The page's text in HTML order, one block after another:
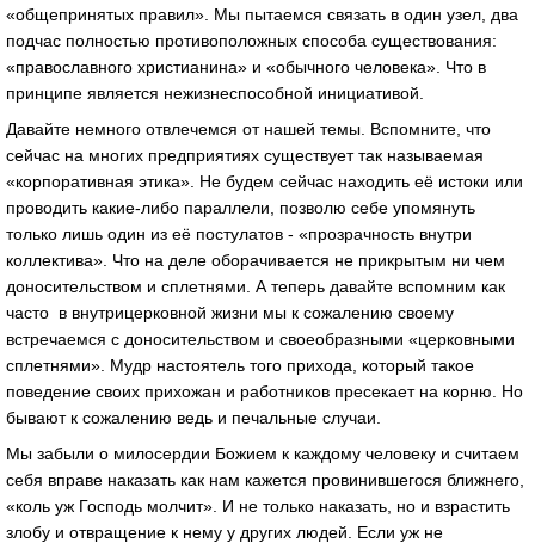
«общепринятых правил». Мы пытаемся связать в один узел, два
подчас полностью противоположных способа существования:
«православного христианина» и «обычного человека». Что в
принципе является нежизнеспособной инициативой.
Давайте немного отвлечемся от нашей темы. Вспомните, что
сейчас на многих предприятиях существует так называемая
«корпоративная этика». Не будем сейчас находить её истоки или
проводить какие-либо параллели, позволю себе упомянуть
только лишь один из её постулатов - «прозрачность внутри
коллектива». Что на деле оборачивается не прикрытым ни чем
доносительством и сплетнями. А теперь давайте вспомним как
часто в внутрицерковной жизни мы к сожалению своему
встречаемся с доносительством и своеобразными «церковными
сплетнями». Мудр настоятель того прихода, который такое
поведение своих прихожан и работников пресекает на корню. Но
бывают к сожалению ведь и печальные случаи.
Мы забыли о милосердии Божием к каждому человеку и считаем
себя вправе наказать как нам кажется провинившегося ближнего,
«коль уж Господь молчит». И не только наказать, но и взрастить
злобу и отвращение к нему у других людей. Если уж не